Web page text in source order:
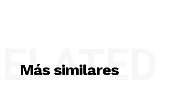
Más similares
RELATED